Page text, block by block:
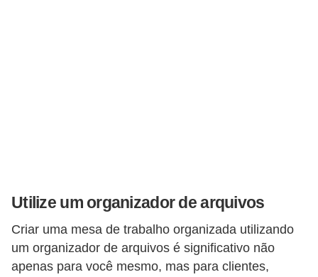
Utilize um organizador de arquivos
Criar uma mesa de trabalho organizada utilizando
um organizador de arquivos é significativo não
apenas para você mesmo, mas para clientes,